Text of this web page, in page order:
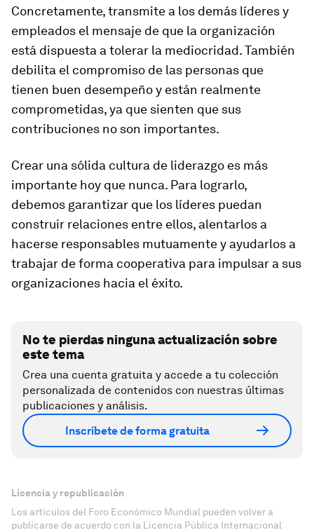
Concretamente, transmite a los demás líderes y
empleados el mensaje de que la organización
está dispuesta a tolerar la mediocridad. También
debilita el compromiso de las personas que
tienen buen desempeño y están realmente
comprometidas, ya que sienten que sus
contribuciones no son importantes.
Crear una sólida cultura de liderazgo es más
importante hoy que nunca. Para lograrlo,
debemos garantizar que los líderes puedan
construir relaciones entre ellos, alentarlos a
hacerse responsables mutuamente y ayudarlos a
trabajar de forma cooperativa para impulsar a sus
organizaciones hacia el éxito.
No te pierdas ninguna actualización sobre
este tema
Crea una cuenta gratuita y accede a tu colección
personalizada de contenidos con nuestras últimas
publicaciones y análisis.
Inscríbete de forma gratuita
Licencia y republicación
Los artículos del Foro Económico Mundial pueden volver a
publicarse de acuerdo con la Licencia Pública Internacional